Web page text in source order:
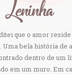
que o amor reside
Uma bela história de
dentro de um
em um muro. Em